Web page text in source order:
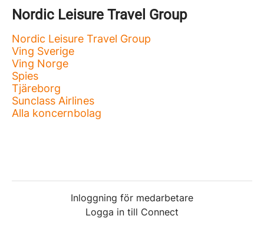
Nordic Leisure Travel Group
Nordic Leisure Travel Group
Ving Sverige
Ving Norge
Spies
Tjäreborg
Sunclass Airlines
Alla koncernbolag
Inloggning för medarbetare
Logga in till Connect